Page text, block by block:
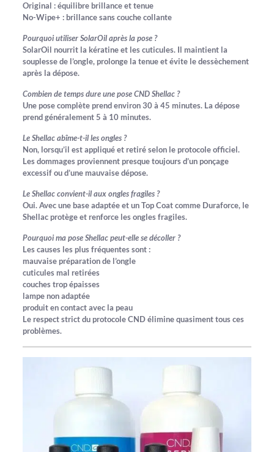
Original : équilibre brillance et tenue
No-Wipe+ : brillance sans couche collante
Pourquoi utiliser SolarOil après la pose ?
SolarOil nourrit la kératine et les cuticules. Il maintient la
souplesse de l’ongle, prolonge la tenue et évite le dessèchement
après la dépose.
Combien de temps dure une pose CND Shellac ?
Une pose complète prend environ 30 à 45 minutes. La dépose
prend généralement 5 à 10 minutes.
Le Shellac abîme-t-il les ongles ?
Non, lorsqu’il est appliqué et retiré selon le protocole officiel.
Les dommages proviennent presque toujours d’un ponçage
excessif ou d’une mauvaise dépose.
Le Shellac convient-il aux ongles fragiles ?
Oui. Avec une base adaptée et un Top Coat comme Duraforce, le
Shellac protège et renforce les ongles fragiles.
Pourquoi ma pose Shellac peut-elle se décoller ?
Les causes les plus fréquentes sont :
mauvaise préparation de l’ongle
cuticules mal retirées
couches trop épaisses
lampe non adaptée
produit en contact avec la peau
Le respect strict du protocole CND élimine quasiment tous ces
problèmes.